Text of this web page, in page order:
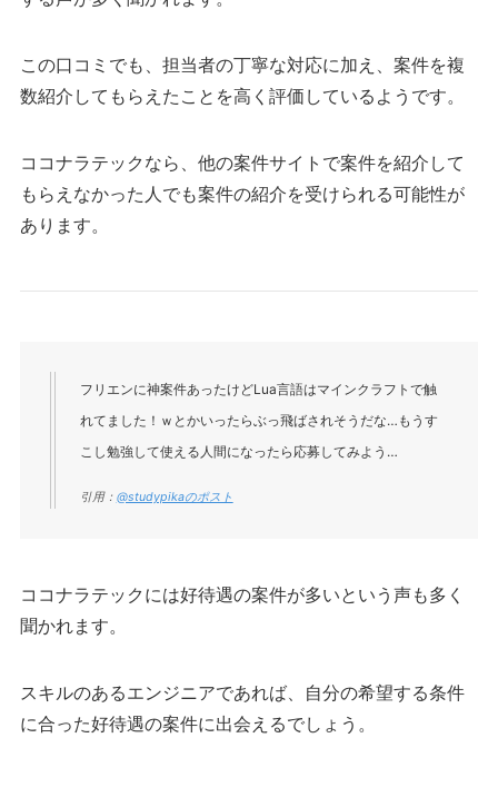
この口コミでも、担当者の丁寧な対応に加え、案件を複
数紹介してもらえたことを高く評価しているようです。
ココナラテックなら、他の案件サイトで案件を紹介して
もらえなかった人でも案件の紹介を受けられる可能性が
あります。
フリエンに神案件あったけどLua言語はマインクラフトで触
れてました！ｗとかいったらぶっ飛ばされそうだな…もうす
こし勉強して使える人間になったら応募してみよう…
引用： @studypikaのポスト
ココナラテックには好待遇の案件が多いという声も多く
聞かれます。
スキルのあるエンジニアであれば、自分の希望する条件
に合った好待遇の案件に出会えるでしょう。